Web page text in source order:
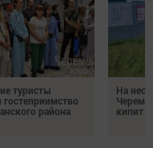
туристы
гостеприимство
района
На
кипит